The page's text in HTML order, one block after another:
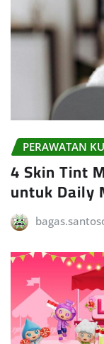
PERAWATAN
4 Skin Tint
untuk Daily